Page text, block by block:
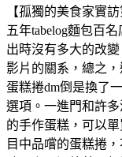
【孤獨的美食家實
五年tabelog麵包百
出時沒有多大的改
影片的關系，總之
蛋糕捲dm倒是換了
選項。一進門和許
的手作蛋糕，可以
目中品嚐的蛋糕捲